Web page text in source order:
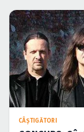
CÂŞTIGĂTORI